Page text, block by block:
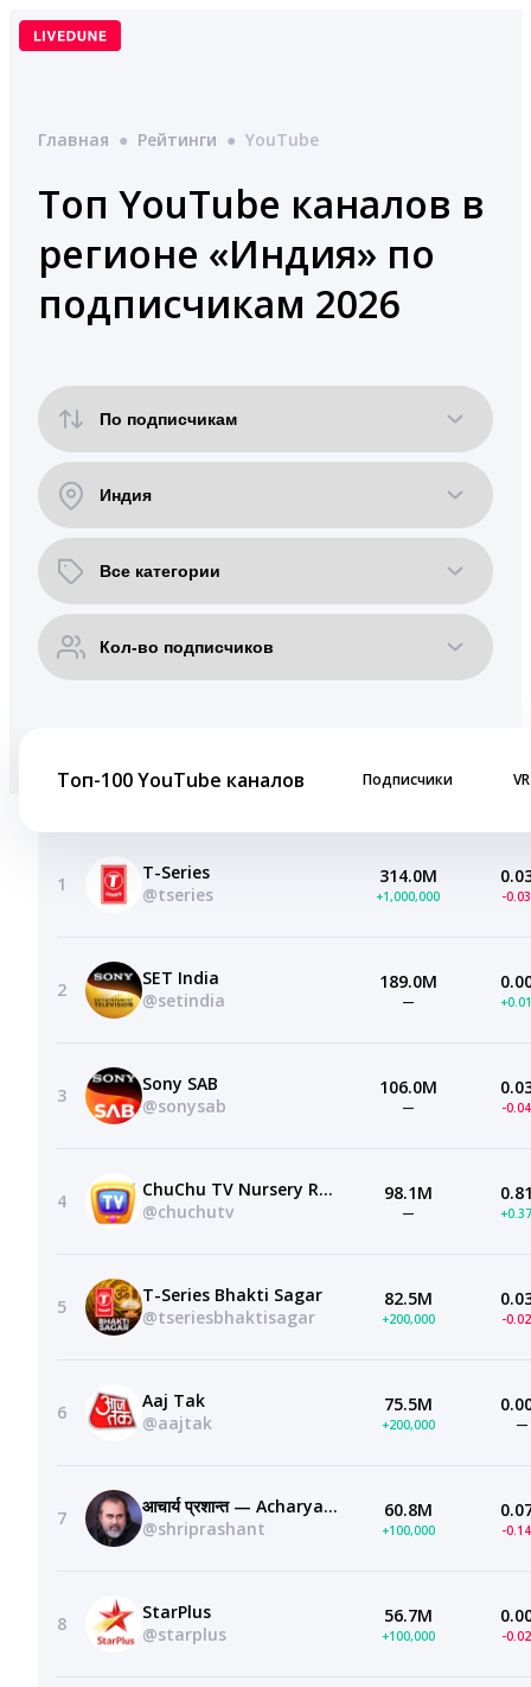
Перейти
Главная ● Рейтинги ● YouTube
Топ YouTube каналов в
регионе «Индия» по
подписчикам 2026
Топ-100 YouTube каналов Подписчики VR
1
T-Series
@tseries
314.0M
+1,000,000 -
2
SET India
@setindia
189.0M
—
3
Sony SAB
@sonysab
106.0M
— -
4
ChuChu TV Nursery Rhymes & Kids Songs
@chuchutv
98.1M
—
5
T-Series Bhakti Sagar
@tseriesbhaktisagar
82.5M
+200,000 -
6
Aaj Tak
@aajtak
75.5M
+200,000 —
7
आचार्य प्रशान्त — Acharya Prashant
@shriprashant
60.8M
+100,000 -
8
StarPlus
@starplus
56.7M
+100,000 -